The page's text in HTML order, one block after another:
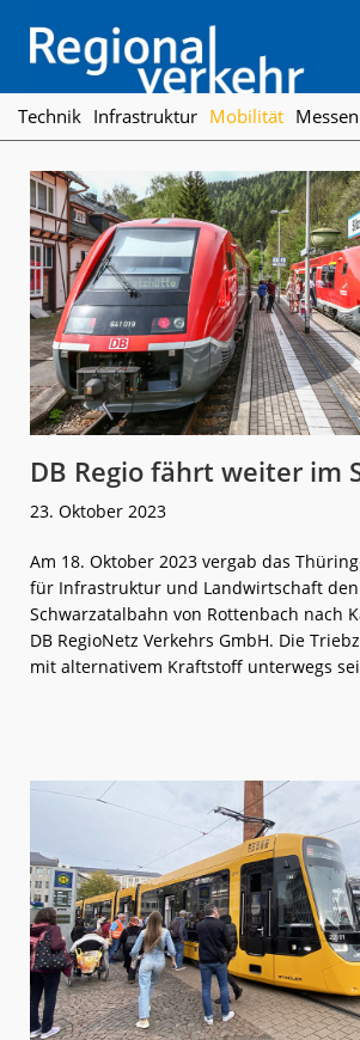
primary
navigation
main
content
footer
Regionalverkehr
Die
den
Öffentlichen
Personennahverkehr
Technik Infrastruktur Mobilität Messen
DB Regio fährt weiter im
23. Oktober 2023
Am 18. Oktober 2023 vergab das
für Infrastruktur und Landwirtschaft den
Schwarzatalbahn von Rottenbach nach
DB RegioNetz Verkehrs GmbH. Die
mit alternativem Kraftstoff unterwegs